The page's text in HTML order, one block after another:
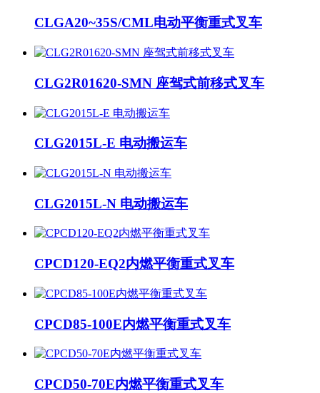
CLGA20~35S/CML电动平衡重式叉车
CLG2R01620-SMN 座驾式前移式叉车
CLG2015L-E 电动搬运车
CLG2015L-N 电动搬运车
CPCD120-EQ2内燃平衡重式叉车
CPCD85-100E内燃平衡重式叉车
CPCD50-70E内燃平衡重式叉车